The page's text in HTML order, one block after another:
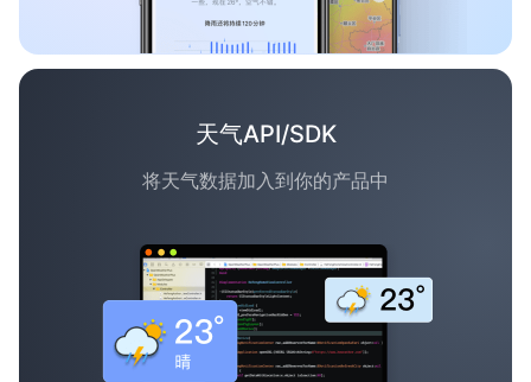
天气API/SDK
将天气数据加入到你的产品中